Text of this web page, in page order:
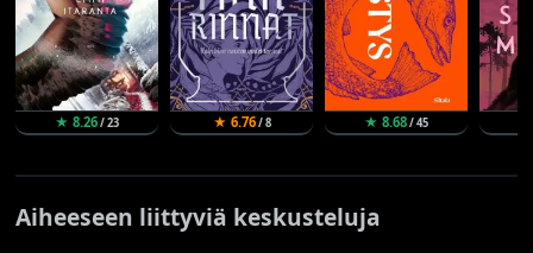
★ 8.26/ 23 ★ 6.76/ 8 ★ 8.68/ 45
Aiheeseen liittyviä keskusteluja